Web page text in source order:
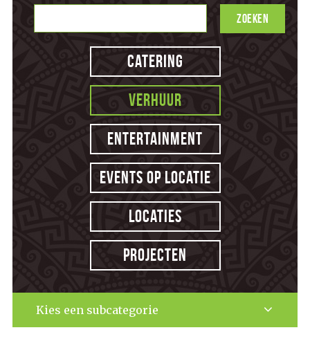
Catering
Verhuur
Entertainment
Events op locatie
Locaties
Projecten
Kies een subcategorie